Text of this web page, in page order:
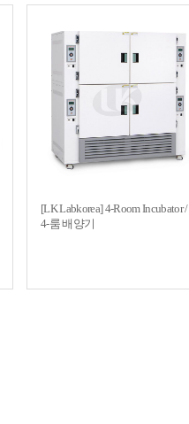
[LK Labkorea] 4-Room Incubator /
4-룸 배양기